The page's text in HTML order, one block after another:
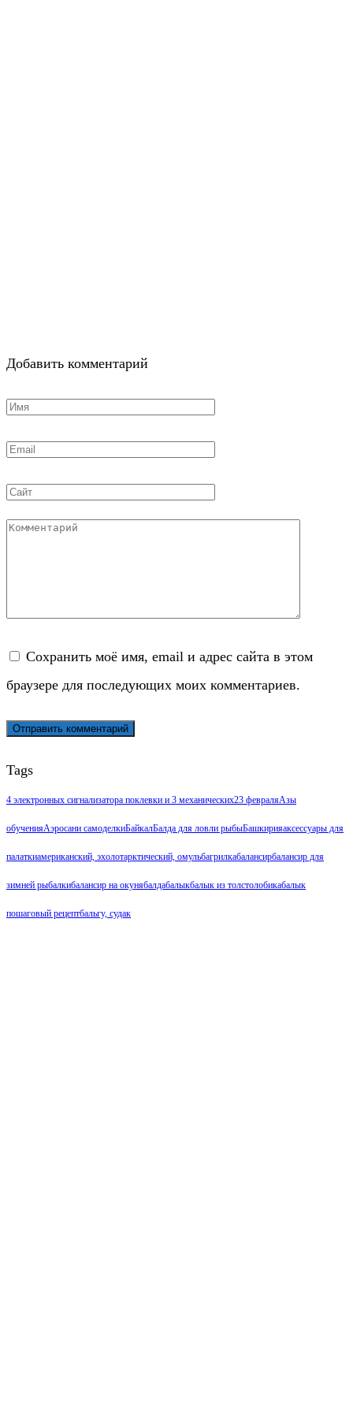
Добавить комментарий
Имя
Email
Сайт
Комментарий
Сохранить моё имя, email и адрес сайта в этом
браузере для последующих моих комментариев.
Tags
4 электронных сигнализатора поклевки и 3 механических23 февраляАзы
обученияАэросани самоделкиБайкалБалда для ловли рыбыБашкирияаксессуары для
палаткиамериканский, эхолотарктический, омульбагрилкабалансирбалансир для
зимней рыбалкибалансир на окунябалдабалыкбалык из толстолобикабалык
пошаговый рецептбальгу, судак